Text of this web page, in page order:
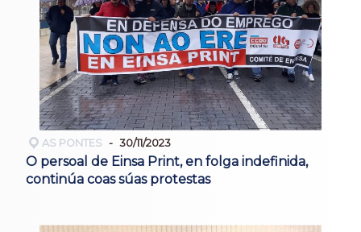
AS PONTES 30/11/2023
O persoal de Einsa Print, en folga indefinida,
continúa coas súas protestas